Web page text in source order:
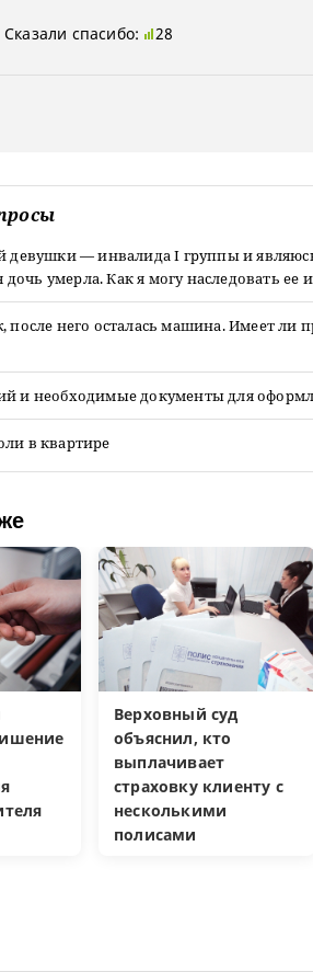
Сказали спасибо: 28
девушки — инвалида I группы и
дочь умерла. Как я могу наследовать ее
него осталась машина. Имеет ли
и необходимые документы для
в квартире
Верховный суд
объяснил, кто
выплачивает
страховку клиенту с
несколькими
полисами